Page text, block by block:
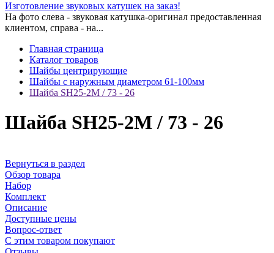
Изготовление звуковых катушек на заказ!
На фото слева - звуковая катушка-оригинал предоставленная
клиентом, справа - на...
Главная страница
Каталог товаров
Шайбы центрирующие
Шайбы с наружным диаметром 61-100мм
Шайба SH25-2M / 73 - 26
Шайба SH25-2M / 73 - 26
Вернуться в раздел
Обзор товара
Набор
Комплект
Описание
Доступные цены
Вопрос-ответ
С этим товаром покупают